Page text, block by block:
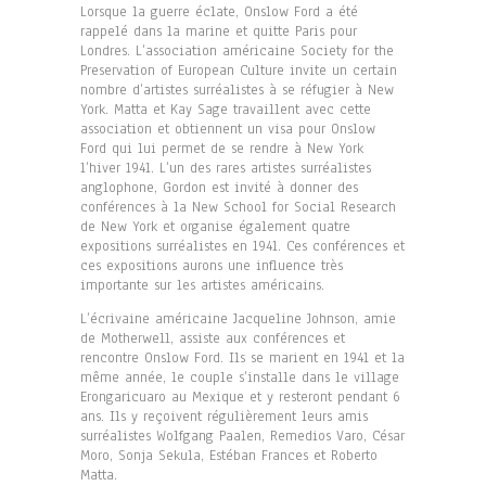
Lorsque la guerre éclate, Onslow Ford a été
rappelé dans la marine et quitte Paris pour
Londres. L’association américaine Society for the
Preservation of European Culture invite un certain
nombre d’artistes surréalistes à se réfugier à New
York. Matta et Kay Sage travaillent avec cette
association et obtiennent un visa pour Onslow
Ford qui lui permet de se rendre à New York
l’hiver 1941. L’un des rares artistes surréalistes
anglophone, Gordon est invité à donner des
conférences à la New School for Social Research
de New York et organise également quatre
expositions surréalistes en 1941. Ces conférences et
ces expositions aurons une influence très
importante sur les artistes américains.
L’écrivaine américaine Jacqueline Johnson, amie
de Motherwell, assiste aux conférences et
rencontre Onslow Ford. Ils se marient en 1941 et la
même année, le couple s’installe dans le village
Erongaricuaro au Mexique et y resteront pendant 6
ans. Ils y reçoivent régulièrement leurs amis
surréalistes Wolfgang Paalen, Remedios Varo, César
Moro, Sonja Sekula, Estéban Frances et Roberto
Matta.